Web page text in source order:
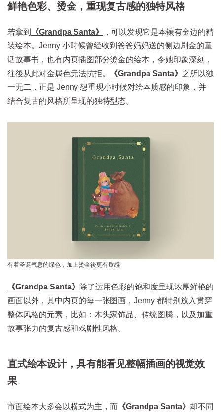
鲜艳色彩、烫金，重现复古感的独特风格
若拿到 《Grandpa Santa》
，可以发现它是本镶有金边的精
装绘本。Jenny 小时候曾经收到爸爸妈妈送的侧边刷金的童
话故事书，也有内页插图部分烫金的绘本，令她印象深刻，
往後从此对金属色无法抗拒。
《Grandpa Santa》 之所以独
一无二，正是 Jenny 想重现小时候对绘本质感的印象，并
结合复古的风格所呈现的独特型态。
有着圣诞气息的绿色，加上烫金後更有质感
《Grandpa Santa》 除了运用色彩的饱和度呈现浓厚鲜艳的
画面以外，其中内页的每一张图画，Jenny 都特别放入贯穿
整体风格的元素，比如：木头家饰品、传统图腾，以及加重
故事张力的复古感和戏剧性风格。
直式绘本设计，具有能看见整幅插画的视觉效
果
市面绘本大多会以横式为主，而 《Grandpa Santa》 却不同